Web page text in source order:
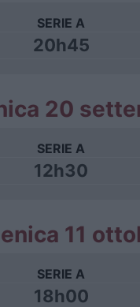
SERIE A
20h45
20
SERIE A
12h30
11
SERIE A
18h00